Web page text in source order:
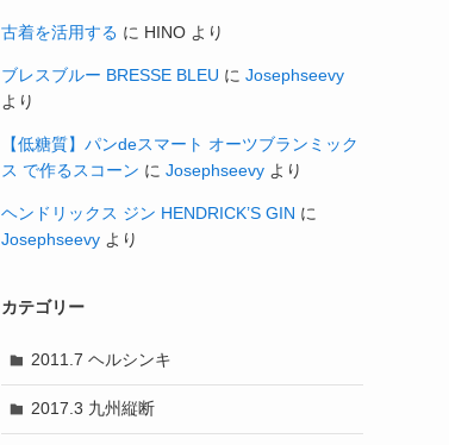
古着を活用する に HINO より
ブレスブルー BRESSE BLEU に Josephseevy
より
【低糖質】パンdeスマート オーツブランミック
ス で作るスコーン に Josephseevy より
ヘンドリックス ジン HENDRICK’S GIN に
Josephseevy より
カテゴリー
2011.7 ヘルシンキ
2017.3 九州縦断